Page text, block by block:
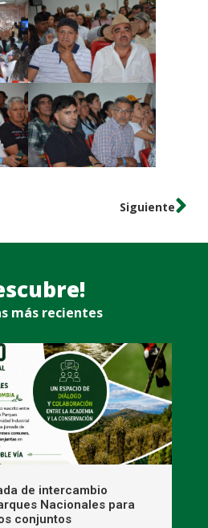
Siguiente
más recientes
de intercambio
Nacionales para
conjuntos